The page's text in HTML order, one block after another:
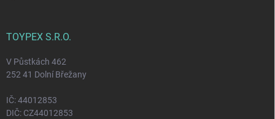
TOYPEX S.R.O.
V Půstkách 462
252 41 Dolní Břežany
IČ: 44012853
DIČ: CZ44012853